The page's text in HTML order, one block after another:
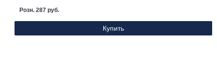
Розн. 287 руб.
Купить